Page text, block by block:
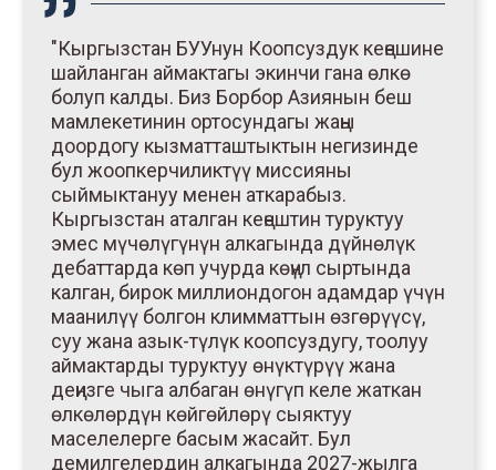
"Кыргызстан БУУнун Коопсуздук кеңешине
шайланган аймактагы экинчи гана өлкө
болуп калды. Биз Борбор Азиянын беш
мамлекетинин ортосундагы жаңы
доордогу кызматташтыктын негизинде
бул жоопкерчиликтүү миссияны
сыймыктануу менен аткарабыз.
Кыргызстан аталган кеңештин туруктуу
эмес мүчөлүгүнүн алкагында дүйнөлүк
дебаттарда көп учурда көңүл сыртында
калган, бирок миллиондогон адамдар үчүн
маанилүү болгон климматтын өзгөрүүсү,
суу жана азык-түлүк коопсуздугу, тоолуу
аймактарды туруктуу өнүктүрүү жана
деңизге чыга албаган өнүгүп келе жаткан
өлкөлөрдүн көйгөйлөрү сыяктуу
маселелерге басым жасайт. Бул
демилгелердин алкагында 2027-жылга